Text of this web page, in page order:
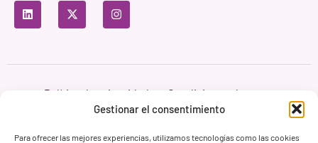
Gestionar el consentimiento
Para ofrecer las mejores experiencias, utilizamos tecnologías como las cookies
Política de privacidad
Condiciones de uso
Política de cookies